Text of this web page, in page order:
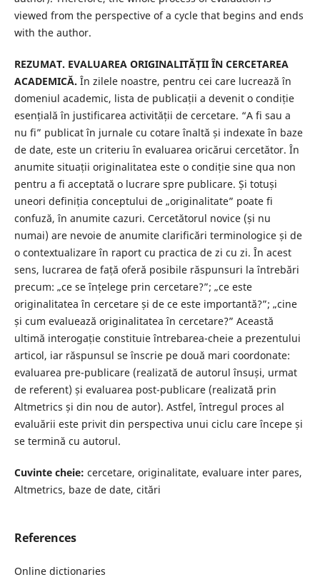
viewed from the perspective of a cycle that begins and ends
with the author.
REZUMAT. EVALUAREA ORIGINALITĂȚII ÎN CERCETAREA
ACADEMICĂ. În zilele noastre, pentru cei care lucrează în
domeniul academic, lista de publicații a devenit o condiție
esențială în justificarea activității de cercetare. “A fi sau a
nu fi” publicat în jurnale cu cotare înaltă și indexate în baze
de date, este un criteriu în evaluarea oricărui cercetător. În
anumite situații originalitatea este o condiție sine qua non
pentru a fi acceptată o lucrare spre publicare. Și totuși
uneori definiția conceptului de „originalitate” poate fi
confuză, în anumite cazuri. Cercetătorul novice (și nu
numai) are nevoie de anumite clarificări terminologice și de
o contextualizare în raport cu practica de zi cu zi. În acest
sens, lucrarea de față oferă posibile răspunsuri la întrebări
precum: „ce se înțelege prin cercetare?”; „ce este
originalitatea în cercetare și de ce este importantă?”; „cine
și cum evaluează originalitatea în cercetare?” Această
ultimă interogație constituie întrebarea-cheie a prezentului
articol, iar răspunsul se înscrie pe două mari coordonate:
evaluarea pre-publicare (realizată de autorul însuși, urmat
de referent) și evaluarea post-publicare (realizată prin
Altmetrics și din nou de autor). Astfel, întregul proces al
evaluării este privit din perspectiva unui ciclu care începe și
se termină cu autorul.
Cuvinte cheie: cercetare, originalitate, evaluare inter pares,
Altmetrics, baze de date, citări
References
Online dictionaries